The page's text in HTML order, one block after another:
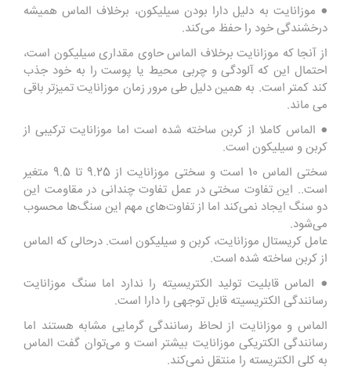
● موزانایت به دلیل دارا بودن سیلیکون، برخلاف الماس همیشه
درخشندگی خود را حفظ می‌کند.
از آنجا که موزانایت برخلاف الماس حاوی مقداری سیلیکون است،
احتمال این که آلودگی و چربی محیط یا پوست را به خود جذب
کند کمتر است. به همین دلیل طی مرور زمان موزانایت تمیزتر باقی
می ماند.
● الماس کاملا از کربن ساخته شده است اما موزانایت ترکیبی از
کربن و سیلیکون است.
سختی الماس 10 است و سختی موزانایت از 9.25 تا 9.5 متغیر
است.. این تفاوت سختی در عمل تفاوت چندانی در مقاومت این
دو سنگ ایجاد نمی‌کند اما از تفاوت‌های مهم این سنگ‌ها محسوب
می‌شود.
عامل کریستال موزانایت، کربن و سیلیکون است. درحالی که الماس
از کربن ساخته شده است.
● الماس قابلیت تولید الکتریسیته را ندارد اما سنگ موزانایت
رسانندگی الکتریسیته قابل توجهی را دارا است.
الماس و موزانایت از لحاظ رسانندگی گرمایی مشابه هستند اما
رسانندگی الکتریکی موزانایت بیشتر است و می‌توان گفت الماس
به کلی الکتریسته را منتقل نمی‌کند.